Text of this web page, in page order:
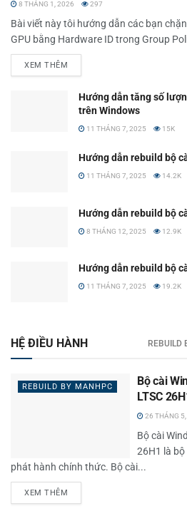
8 THÁNG 1, 2026 297
Bài viết này tôi hướng dẫn các bạn
GPU bằng Hardware ID trong Group
XEM THÊM
Hướng dẫn tăng số
trên Windows
11 THÁNG 7, 2025 15K
Hướng dẫn rebuild bộ
11 THÁNG 7, 2025 14.2K
Hướng dẫn rebuild bộ
8 THÁNG 12, 2025 12.9K
Hướng dẫn rebuild bộ
11 THÁNG 7, 2025 19.2K
HỆ ĐIỀU HÀNH REBUILD
REBUILD BY MANHPC
Bộ cài
LTSC
26 THÁNG
Bộ cài
26H1 là
phát hành chính thức. Bộ cài...
XEM THÊM